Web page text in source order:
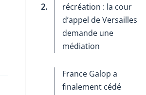
2.
récréation : la cour
d’appel de Versailles
demande une
médiation
France Galop a
finalement cédé